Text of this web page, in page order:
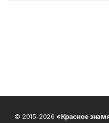
© 2015-2026 «Красное